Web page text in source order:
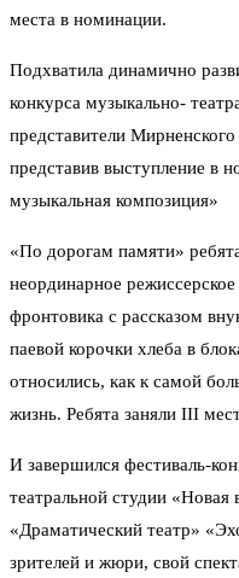
места в номинации.
Подхватила динамично
конкурса музыкально-
представители
представив выступление в
музыкальная композиция»
«По дорогам памяти»
неординарное
фронтовика с рассказом
паевой корочки хлеба в
относились, как к самой
жизнь. Ребята заняли III
И завершился фестиваль-
театральной студии
«Драматический театр»
зрителей и жюри, свой